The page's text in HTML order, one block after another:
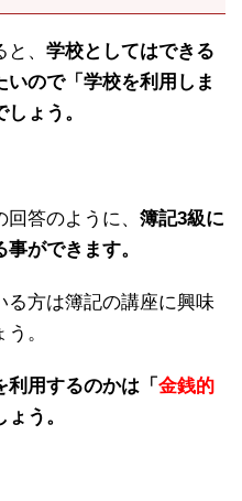
、 学校としてはできる
いので「学校を利用しま
ょう。
答のように、 簿記3級に
ができます。
る方は簿記の講座に興味
。
用するのかは「 金銭的
う。